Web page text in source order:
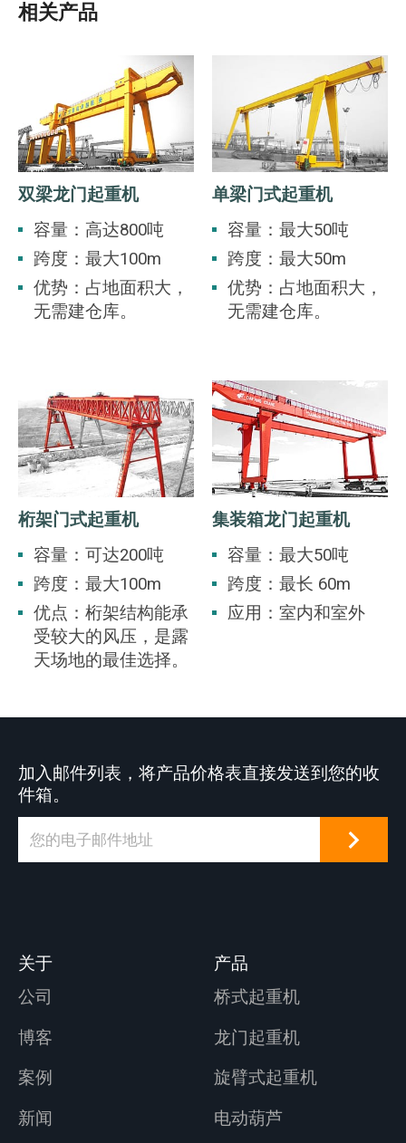
相关产品
双梁龙门起重机
容量：高达800吨
跨度：最大100m
优势：占地面积大，
无需建仓库。
单梁门式起重机
容量：最大50吨
跨度：最大50m
优势：占地面积大，
无需建仓库。
桁架门式起重机
容量：可达200吨
跨度：最大100m
优点：桁架结构能承
受较大的风压，是露
天场地的最佳选择。
集装箱龙门起重机
容量：最大50吨
跨度：最长 60m
应用：室内和室外
加入邮件列表，将产品价格表直接发送到您的收
件箱。
关于
公司
博客
案例
新闻
产品
桥式起重机
龙门起重机
旋臂式起重机
电动葫芦